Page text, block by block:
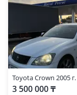
Toyota Crown 2005 г.
3 500 000 ₸